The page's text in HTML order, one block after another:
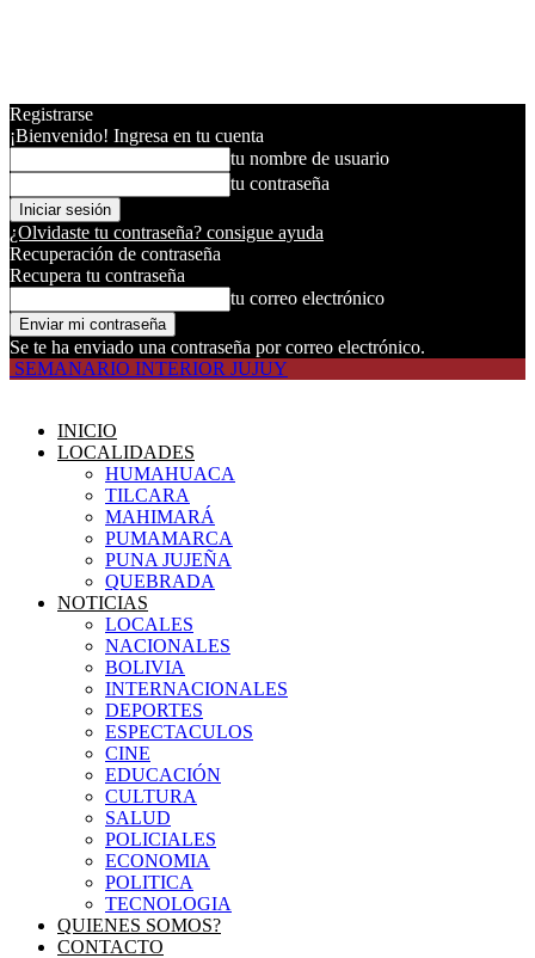
Registrarse
¡Bienvenido! Ingresa en tu cuenta
tu nombre de usuario
tu contraseña
¿Olvidaste tu contraseña? consigue ayuda
Recuperación de contraseña
Recupera tu contraseña
tu correo electrónico
Se te ha enviado una contraseña por correo electrónico.
SEMANARIO INTERIOR JUJUY
INICIO
LOCALIDADES
HUMAHUACA
TILCARA
MAHIMARÁ
PUMAMARCA
PUNA JUJEÑA
QUEBRADA
NOTICIAS
LOCALES
NACIONALES
BOLIVIA
INTERNACIONALES
DEPORTES
ESPECTACULOS
CINE
EDUCACIÓN
CULTURA
SALUD
POLICIALES
ECONOMIA
POLITICA
TECNOLOGIA
QUIENES SOMOS?
CONTACTO